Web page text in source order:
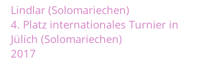
Lindlar (Solomariechen)
4. Platz internationales Turnier in
Jülich (Solomariechen)
2017